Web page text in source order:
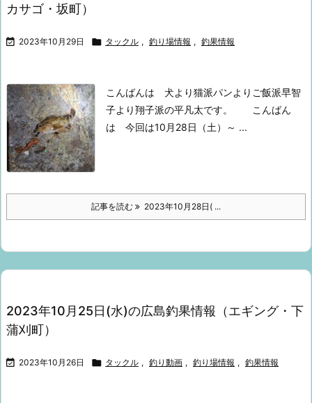
カサゴ・坂町）
 2023年10月29日  タックル , 釣り場情報 , 釣果情報
こんばんは 犬より猫派パンよりご飯派早智
子より翔子派の平凡太です。
こんばん
は
今回は10月28日（土）～ ...
記事を読む 2023年10月28日( ...
2023年10月25日(水)の広島釣果情報（エギング・下
蒲刈町）
 2023年10月26日  タックル , 釣り動画 , 釣り場情報 , 釣果情報